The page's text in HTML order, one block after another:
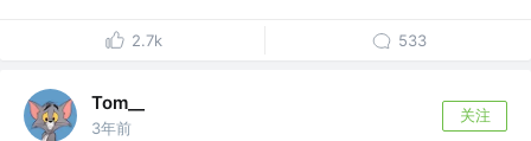
2.7k 533
Tom__
3年前
关注